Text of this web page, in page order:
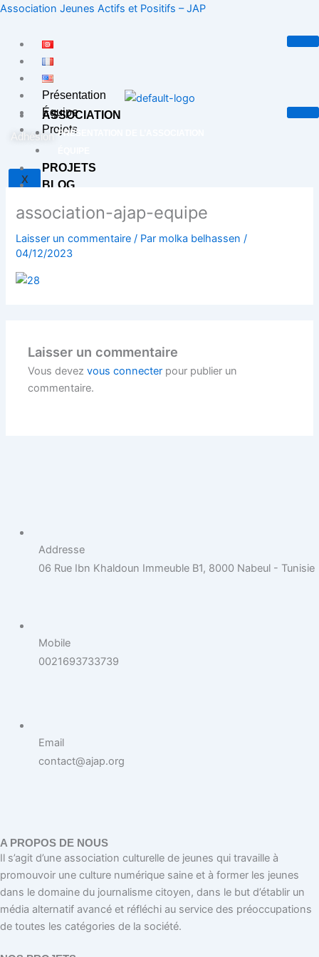
Aller
contenu
Association Jeunes Actifs et Positifs – JAP
Présentation
Équipe
Projets
X
ASSOCIATION
PRÉSENTATION DE L’ASSOCIATION
PROJETS
BLOG
X
Adhésion
association-ajap-equipe
Laisser un commentaire / Par molka belhassen /
04/12/2023
Laisser un commentaire
Vous devezvous connecter pour publier un
commentaire.
Addresse
06 Rue Ibn Khaldoun Immeuble B1, 8000 Nabeul - Tunisie
Mobile
0021693733739
Email
contact@ajap.org
A PROPOS DE NOUS
Il s’agit d’une association culturelle de jeunes qui travaille à
promouvoir une culture numérique saine et à former les jeunes
dans le domaine du journalisme citoyen, dans le but d’établir un
média alternatif avancé et réfléchi au service des préoccupations
de toutes les catégories de la société.